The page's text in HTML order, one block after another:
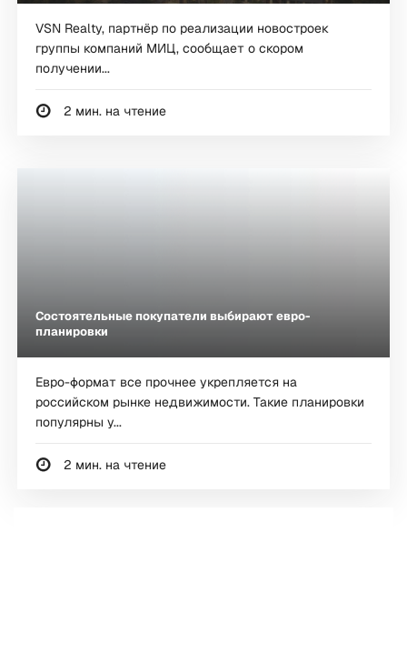
VSN Realty, партнёр по реализации новостроек
группы компаний МИЦ, сообщает о скором
получении...
2 мин. на чтение
Состоятельные покупатели выбирают евро-
планировки
Евро-формат все прочнее укрепляется на
российском рынке недвижимости. Такие планировки
популярны у...
2 мин. на чтение